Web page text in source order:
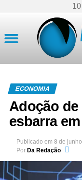
ECONOMIA
Adoção de
esbarra
Publicado em 8 de
Por Da Redação